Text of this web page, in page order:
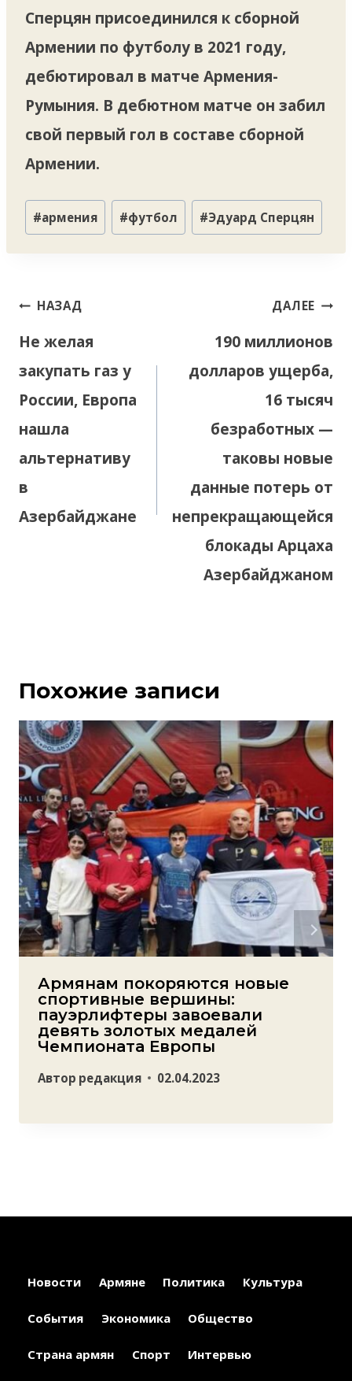
Сперцян присоединился к сборной
Армении по футболу в 2021 году,
дебютировал в матче Армения-
Румыния. В дебютном матче он забил
свой первый гол в составе сборной
Армении.
Метки
записи:
#армения #футбол #Эдуард Сперцян
Навигация
записям
НАЗАД
Не желая
закупать газ у
России, Европа
нашла
альтернативу
в
Азербайджане
ДАЛЕЕ
190 миллионов
долларов ущерба,
16 тысяч
безработных —
таковы новые
данные потерь от
непрекращающейся
блокады Арцаха
Азербайджаном
Похожие записи
Армянам покоряются новые
спортивные вершины:
пауэрлифтеры завоевали
девять золотых медалей
Чемпионата Европы
Автор редакция 02.04.2023
Новости Армяне Политика Культура
События Экономика Общество
Страна армян Спорт Интервью